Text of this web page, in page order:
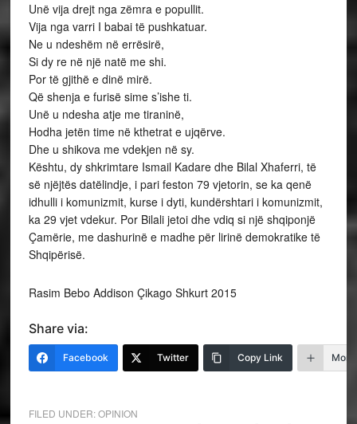
Unë vija drejt nga zëmra e popullit.
Vija nga varri I babai të pushkatuar.
Ne u ndeshëm në errësirë,
Si dy re në një natë me shi.
Por të gjithë e dinë mirë.
Që shenja e furisë sime s’ishe ti.
Unë u ndesha atje me tiraninë,
Hodha jetën time në kthetrat e ujqërve.
Dhe u shikova me vdekjen në sy.
Kështu, dy shkrimtare Ismail Kadare dhe Bilal Xhaferri, të
së njëjtës datëlindje, i pari feston 79 vjetorin, se ka qenë
idhulli i komunizmit, kurse i dyti, kundërshtari i komunizmit,
ka 29 vjet vdekur. Por Bilali jetoi dhe vdiq si një shqiponjë
Çamërie, me dashurinë e madhe për lirinë demokratike të
Shqipërisë.
Rasim Bebo Addison Çikago Shkurt 2015
Share via:
Facebook Twitter Copy Link More
FILED UNDER:OPINION